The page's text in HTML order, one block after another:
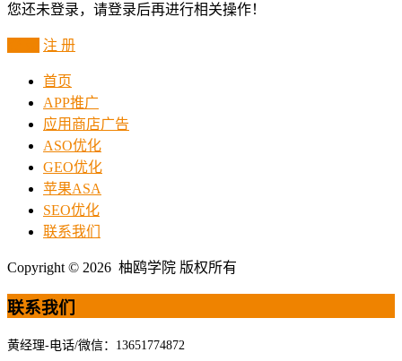
您还未登录，请登录后再进行相关操作！
注 册
首页
APP推广
应用商店广告
ASO优化
GEO优化
苹果ASA
SEO优化
联系我们
Copyright © 2026 柚鸥学院 版权所有
联系我们
黄经理-电话/微信：13651774872